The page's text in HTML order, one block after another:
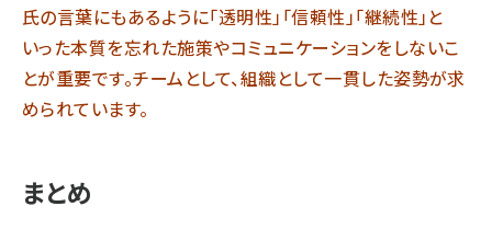
氏の言葉にもあるように「透明性」「信頼性」「継続性」と
いった本質を忘れた施策やコミュニケーションをしないこ
とが重要です。チームとして、組織として一貫した姿勢が求
められています。
まとめ